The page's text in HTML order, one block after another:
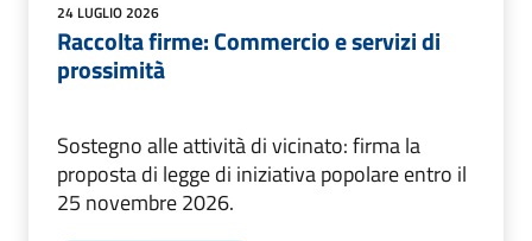
24 LUGLIO 2026
Raccolta firme: Commercio e servizi di
prossimità
Sostegno alle attività di vicinato: firma la
proposta di legge di iniziativa popolare entro il
25 novembre 2026.